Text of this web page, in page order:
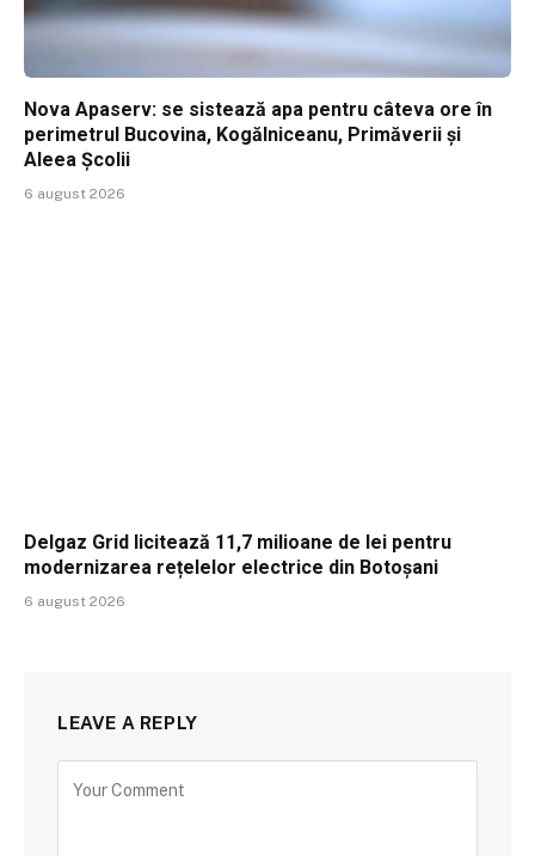
Nova Apaserv: se sistează apa pentru câteva ore în
perimetrul Bucovina, Kogălniceanu, Primăverii și
Aleea Școlii
6 august 2026
Delgaz Grid licitează 11,7 milioane de lei pentru
modernizarea rețelelor electrice din Botoșani
6 august 2026
LEAVE A REPLY